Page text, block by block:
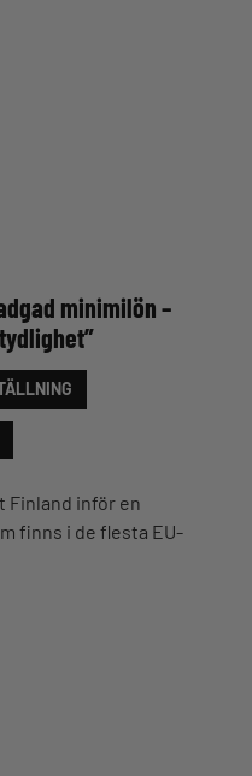
minimilön –
Finland inför en
finns i de flesta EU-